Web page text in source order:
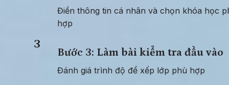
Điền thông tin cá nhân và chọn khóa học
hợp
3
Bước 3: Làm bài kiểm tra đầu vào
Đánh giá trình độ để xếp lớp phù hợp